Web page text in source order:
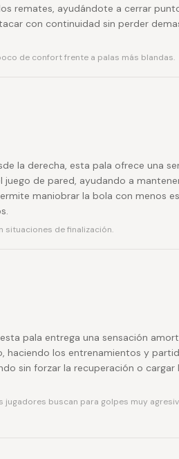
remates, ayudándote a cerrar
con continuidad sin perder
de confort frente a palas más blandas.
la derecha, esta pala ofrece una
de pared, ayudando a
maniobrar la bola con menos
situaciones de finalización.
pala entrega una sensación
haciendo los entrenamientos y
sin forzar la recuperación o cargar
jugadores buscan para golpes muy